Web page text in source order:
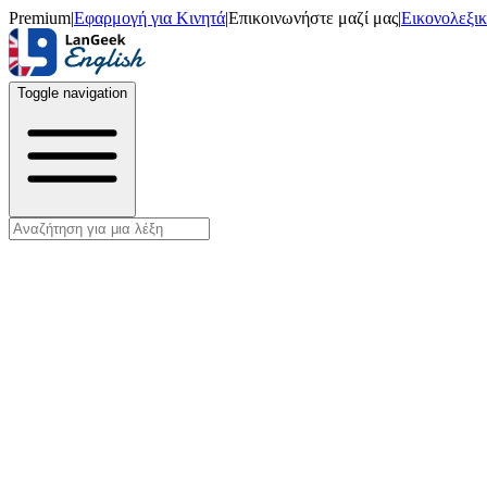
Premium|Εφαρμογή για Κινητά|Επικοινωνήστε μαζί μας|
Toggle navigation